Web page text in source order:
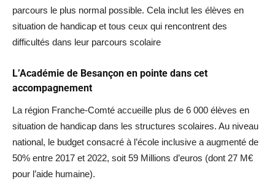
parcours le plus normal possible. Cela inclut les élèves en
situation de handicap et tous ceux qui rencontrent des
difficultés dans leur parcours scolaire
L’Académie de Besançon en pointe dans cet
accompagnement
La région Franche-Comté accueille plus de 6 000 élèves en
situation de handicap dans les structures scolaires. Au niveau
national, le budget consacré à l’école inclusive a augmenté de
50% entre 2017 et 2022, soit 59 Millions d’euros (dont 27 M€
pour l’aide humaine).